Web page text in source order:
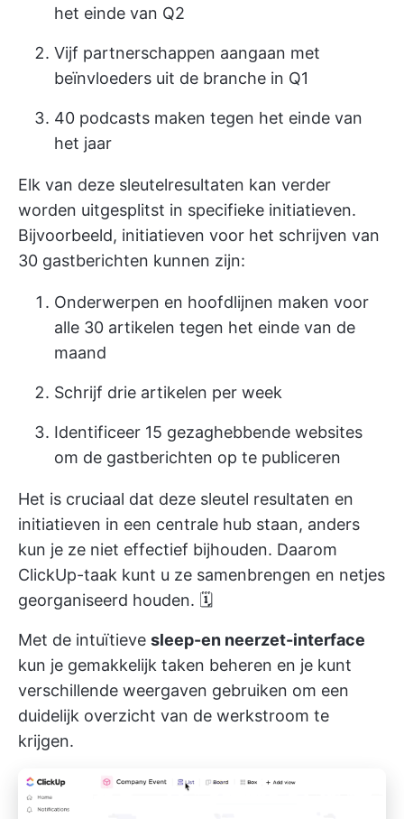
het einde van Q2
Vijf partnerschappen aangaan met
beïnvloeders uit de branche in Q1
40 podcasts maken tegen het einde van
het jaar
Elk van deze sleutelresultaten kan verder
worden uitgesplitst in specifieke initiatieven.
Bijvoorbeeld, initiatieven voor het schrijven van
30 gastberichten kunnen zijn:
Onderwerpen en hoofdlijnen maken voor
alle 30 artikelen tegen het einde van de
maand
Schrijf drie artikelen per week
Identificeer 15 gezaghebbende websites
om de gastberichten op te publiceren
Het is cruciaal dat deze sleutel resultaten en
initiatieven in een centrale hub staan, anders
kun je ze niet effectief bijhouden. Daarom
ClickUp-taak kunt u ze samenbrengen en netjes
georganiseerd houden. 🗓️
Met de intuïtieve sleep-en neerzet-interface
kun je gemakkelijk taken beheren en je kunt
verschillende weergaven gebruiken om een
duidelijk overzicht van de werkstroom te
krijgen.